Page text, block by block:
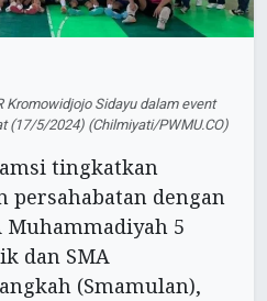
Kromowidjojo Sidayu dalam event
(17/5/2024) (Chilmiyati/PWMU.CO)
tingkatkan
dengan
Muhammadiyah 5
dan SMA
(Smamulan),